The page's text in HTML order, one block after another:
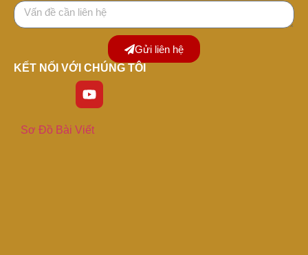
Gửi liên hệ
KẾT NỐI VỚI CHÚNG TÔI
Sơ Đồ Bài Viết